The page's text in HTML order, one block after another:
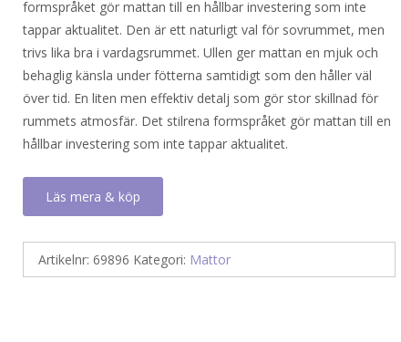
formspråket gör mattan till en hållbar investering som inte
tappar aktualitet. Den är ett naturligt val för sovrummet, men
trivs lika bra i vardagsrummet. Ullen ger mattan en mjuk och
behaglig känsla under fötterna samtidigt som den håller väl
över tid. En liten men effektiv detalj som gör stor skillnad för
rummets atmosfär. Det stilrena formspråket gör mattan till en
hållbar investering som inte tappar aktualitet.
Läs mera & köp
Artikelnr:69896 Kategori: Mattor